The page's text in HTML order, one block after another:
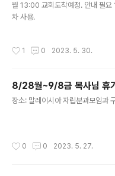
월 13:00 교회도착예정. 안내 필
차 사용.
1 0 2023. 5. 30.
8/28월~9/8금 목사님 휴
장소: 말레이시아 자립분과모임과
0 0 2023. 5. 27.